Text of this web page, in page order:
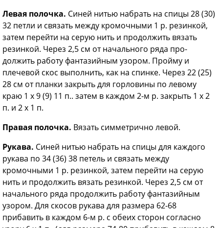
Левая полочка. Синей нитью набрать на спицы 28 (30)
32 петли и связать между кромочными 1 р. резинкой,
затем перейти на серую нить и продолжить вязать
резинкой. Через 2,5 см от начального ряда про­
должить работу фантазийным узором. Пройму и
плечевой скос выполнить, как на спинке. Через 22 (25)
28 см от планки закрыть для горловины по ле­вому
краю 1 х 9 (9) 11 п.. затем в каж­дом 2-м р. закрыть 1 х 2
п. и 2 х 1 п.
Правая полочка. Вязать симметрично левой.
Рукава. Синей нитью набрать на спицы для каждого
рукава по 34 (36) 38 петель и связать между
кромочными 1 р. резин­кой, затем перейти на серую
нить и про­должить вязать резинкой. Через 2,5 см от
начального ряда продолжить работу фантазийным
узором. Для скосов ру­кава для размера 62-68
прибавить в каждом 6-м р. с обеих сторон согласно